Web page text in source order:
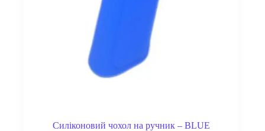
Силіконовий чохол на ручник – BLUE